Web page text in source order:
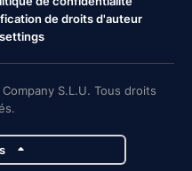
de droits d'auteur
S.L.U. Tous droits